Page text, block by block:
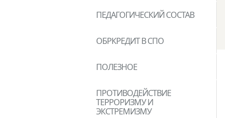
ПЕДАГОГИЧЕСКИЙ СОСТАВ
ОБРКРЕДИТ В СПО
ПОЛЕЗНОЕ
ПРОТИВОДЕЙСТВИЕ
ТЕРРОРИЗМУ И
ЭКСТРЕМИЗМУ